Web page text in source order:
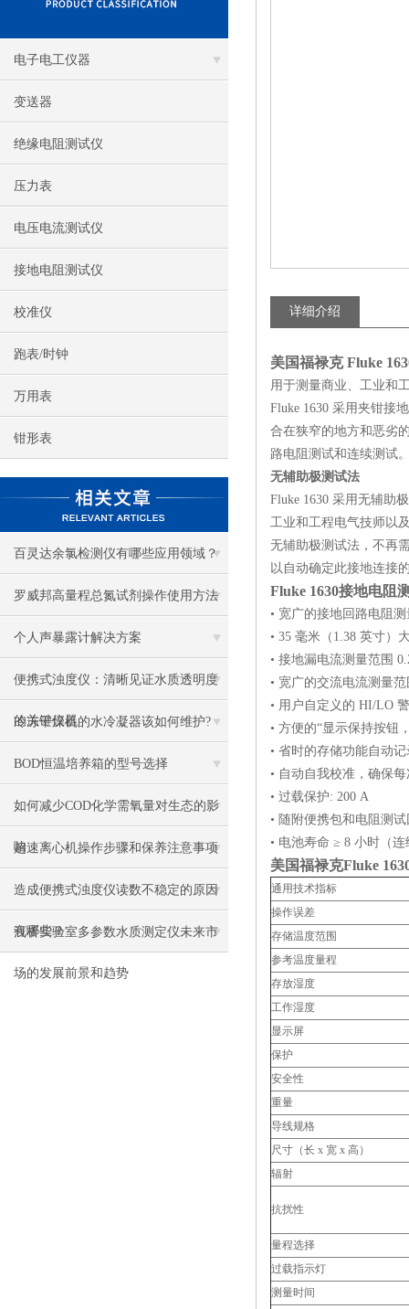
电子电工仪器
变送器
绝缘电阻测试仪
压力表
电压电流测试仪
接地电阻测试仪
校准仪
跑表/时钟
万用表
钳形表
百灵达余氯检测仪有哪些应用领域？
罗威邦高量程总氮试剂操作使用方法
个人声暴露计解决方案
便携式浊度仪：清晰见证水质透明度
的关键仪器
冷冻干燥机的水冷凝器该如何维护?
BOD恒温培养箱的型号选择
如何减少COD化学需氧量对生态的影
响
超速离心机操作步骤和保养注意事项
造成便携式浊度仪读数不稳定的原因
有哪些？
浅析实验室多参数水质测定仪未来市
场的发展前景和趋势
详细介绍
美国福禄克 Fluke
用于测量商业、工业和
Fluke 1630 采用夹钳接
合在狭窄的地方和恶劣
路电阻测试和连续测试
无辅助极测试法
Fluke 1630 采用无辅助
工业和工程电气技师以
无辅助极测试法，不再
以自动确定此接地连接
Fluke 1630接地电阻
• 宽广的接地回路电阻
• 35 毫米（1.38 英寸）
• 接地漏电流测量范围
• 宽广的交流电流测量
• 用户自定义的 HI/LO
• 方便的“显示保持按钮
• 省时的存储功能自动
• 自动自我校准，确保
• 过载保护: 200 A
• 随附便携包和电阻测
• 电池寿命 ≥ 8 小时（
美国福禄克Fluke
通用技术指标
操作误差
存储温度范围
参考温度量程
存放湿度
工作湿度
显示屏
保护
安全性
重量
导线规格
尺寸（长 x 宽 x 高）
辐射
抗扰性
量程选择
过载指示灯
测量时间